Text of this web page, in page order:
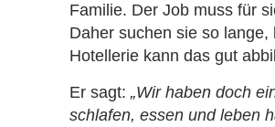
Familie. Der Job muss für
Daher suchen sie so
Hotellerie kann das gut
Er sagt: „Wir haben doch
schlafen, essen und leben